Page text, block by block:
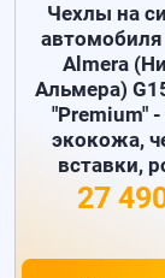
Чехлы на
Almera
Альмера)
"Premium" -
экокожа,
вставки,
27